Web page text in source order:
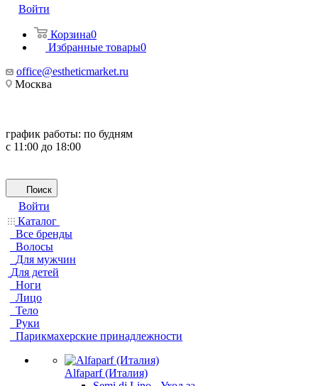
Войти
Корзина0
Избранные товары0
office@estheticmarket.ru
Москва
график работы: по будням
с 11:00 до 18:00
Поиск
Войти
Каталог
Все бренды
Волосы
Для мужчин
Для детей
Ноги
Лицо
Тело
Руки
Парикмахерские принадлежности
Alfaparf (Италия)